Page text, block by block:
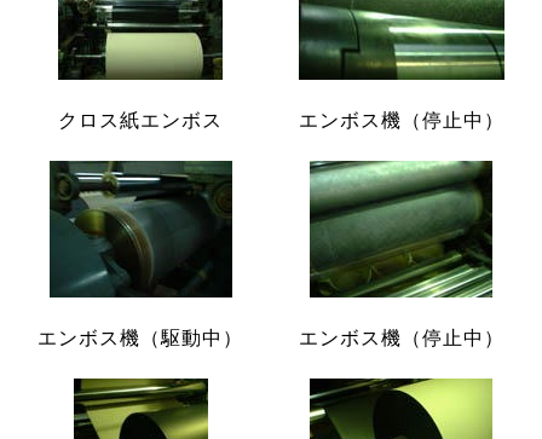
クロス紙エンボス エンボス機（停止中）
エンボス機（駆動中） エンボス機（停止中）